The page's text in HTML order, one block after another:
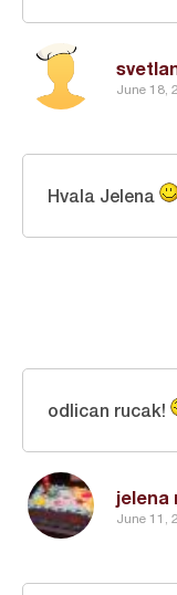
June 18,
Hvala Jelena
jelena
June 11,
odlican rucak!